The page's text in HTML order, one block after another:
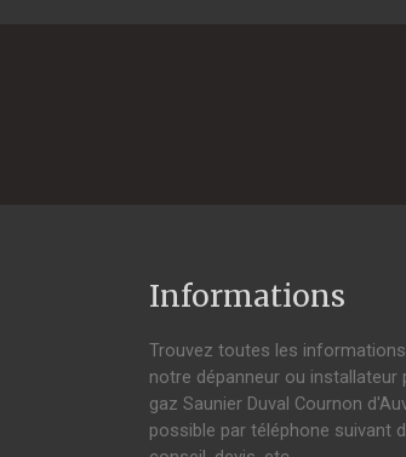
Informations
Trouvez toutes les
notre dépanneur ou installateur
gaz Saunier Duval Cournon
possible par téléphone suivant